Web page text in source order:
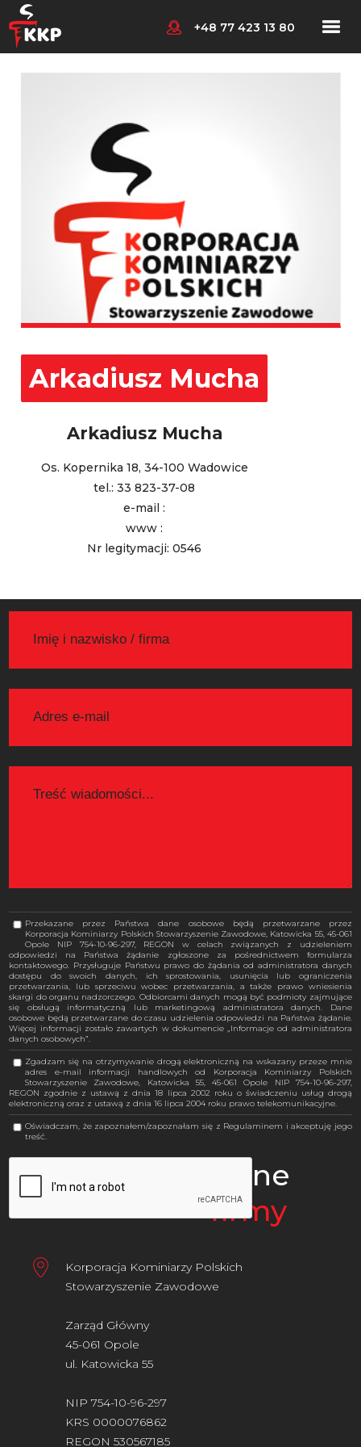
+48 77 423 13 80
Arkadiusz Mucha
Arkadiusz Mucha
Os. Kopernika 18, 34-100 Wadowice
tel.: 33 823-37-08
e-mail :
www :
Nr legitymacji: 0546
Przekazane przez Państwa dane osobowe będą przetwarzane przez
Korporacja Kominiarzy Polskich Stowarzyszenie Zawodowe, Katowicka 55, 45-061
Opole NIP 754-10-96-297, REGON w celach związanych z udzieleniem
odpowiedzi na Państwa żądanie zgłoszone za pośrednictwem formularza
kontaktowego. Przysługuje Państwu prawo do żądania od administratora danych
dostępu do swoich danych, ich sprostowania, usunięcia lub ograniczenia
przetwarzania, lub sprzeciwu wobec przetwarzania, a także prawo wniesienia
skargi do organu nadzorczego. Odbiorcami danych mogą być podmioty zajmujące
się obsługą informatyczną lub marketingową administratora danych. Dane
osobowe będą przetwarzane do czasu udzielenia odpowiedzi na Państwa żądanie.
Więcej informacji zostało zawartych w dokumencie „Informacje od administratora
danych osobowych”.
Zgadzam się na otrzymywanie drogą elektroniczną na wskazany przeze mnie
adres e-mail informacji handlowych od Korporacja Kominiarzy Polskich
Stowarzyszenie Zawodowe, Katowicka 55, 45-061 Opole NIP 754-10-96-297,
REGON zgodnie z ustawą z dnia 18 lipca 2002 roku o świadczeniu usług drogą
elektroniczną oraz z ustawą z dnia 16 lipca 2004 roku prawo telekomunikacyjne.
Oświadczam, że zapoznałem/zapoznałam się z Regulaminem i akceptuję jego
treść.
Dane
firmy
Korporacja Kominiarzy Polskich
Stowarzyszenie Zawodowe
Zarząd Główny
45-061 Opole
ul. Katowicka 55
NIP 754-10-96-297
KRS 0000076862
REGON 530567185